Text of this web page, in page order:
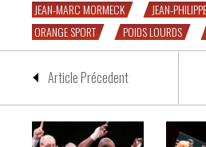
JEAN-MARC MORMECK
JEAN-
ORANGE SPORT
POIDS LOURDS
Article Précedent